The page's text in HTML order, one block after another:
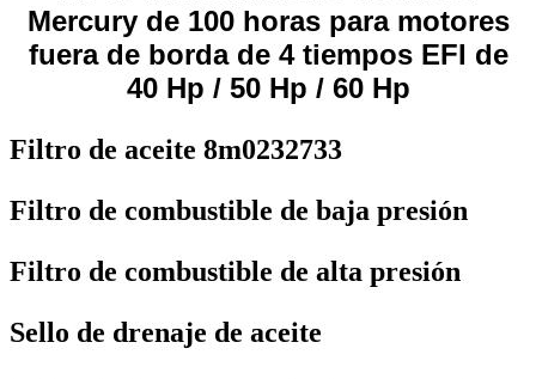
Mercury de 100 horas para motores
fuera de borda de 4 tiempos EFI de
40 Hp / 50 Hp / 60 Hp
Filtro de aceite 8m0232733
Filtro de combustible de baja presión
Filtro de combustible de alta presión
Sello de drenaje de aceite